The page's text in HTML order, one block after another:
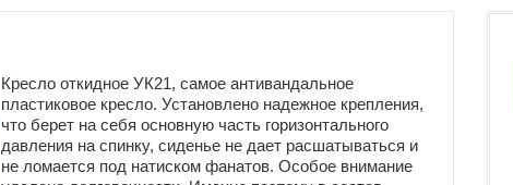
Кресло откидное УК21, самое антивандальное
пластиковое кресло. Установлено надежное крепления,
что берет на себя основную часть горизонтального
давления на спинку, сиденье не дает расшатываться и
не ломается под натиском фанатов. Особое внимание